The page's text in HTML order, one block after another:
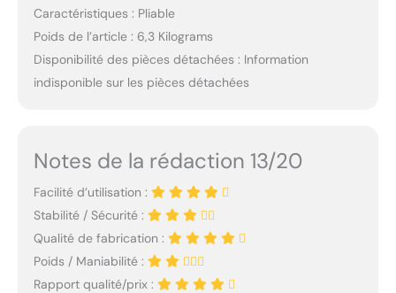
Caractéristiques : Pliable
Poids de l’article : 6,3 Kilograms
Disponibilité des pièces détachées : Information
indisponible sur les pièces détachées
Notes de la rédaction 13/20
Facilité d’utilisation :
Stabilité / Sécurité :
Qualité de fabrication :
Poids / Maniabilité :
Rapport qualité/prix :